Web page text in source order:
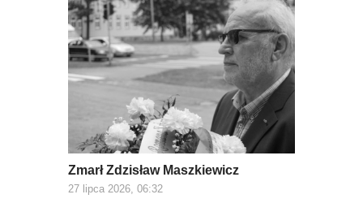
Zmarł Zdzisław Maszkiewicz
27 lipca 2026, 06:32